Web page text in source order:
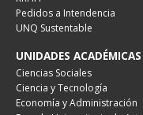
Pedidos a Intendencia
UNQ Sustentable
UNIDADES ACADÉMICAS
Ciencias Sociales
Ciencia y Tecnología
Economía y Administración